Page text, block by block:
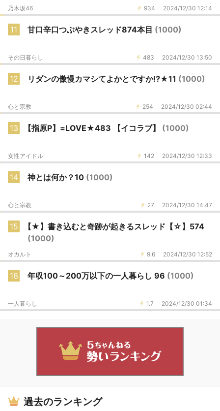
934 2024/12/30 12:14
乃木坂46
11 甘口辛口つぶやきスレッド874本目 (1000)
483 2024/12/30 13:50
その日暮らし
12 リダンの傲慢カマシてよかとですか⁉️★11 (1000)
254 2024/12/30 02:44
心と宗教
13 【指原P】=LOVE★483 【イコラブ】 (1000)
142 2024/12/30 12:33
女性アイドル
14 神とは何か？10 (1000)
27 2024/12/30 14:47
心と宗教
15
【★】書き込むと奇跡が起きるスレッド【☆】574
(1000)
9.6 2024/12/30 12:52
オカルト
16 年収100～200万以下の一人暮らし 96 (1000)
1.7 2024/12/30 01:34
一人暮らし
過去のランキング